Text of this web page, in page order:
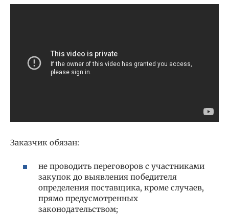
Заказчик обязан:
не проводить переговоров с участниками
закупок до выявления победителя
определения поставщика, кроме случаев,
прямо предусмотренных
законодательством;